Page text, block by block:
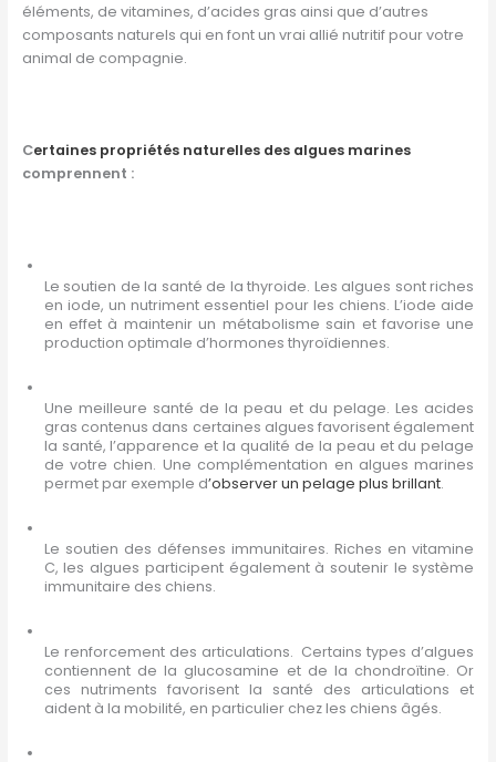
éléments, de vitamines, d’acides gras ainsi que d’autres
composants naturels qui en font un vrai allié nutritif pour votre
animal de compagnie.
Certaines propriétés naturelles des algues marines
comprennent :
Le soutien de la santé de la thyroide. Les algues sont riches
en iode, un nutriment essentiel pour les chiens. L’iode aide
en effet à maintenir un métabolisme sain et favorise une
production optimale d’hormones thyroïdiennes.
Une meilleure santé de la peau et du pelage. Les acides
gras contenus dans certaines algues favorisent également
la santé, l’apparence et la qualité de la peau et du pelage
de votre chien. Une complémentation en algues marines
permet par exemple d’observer un pelage plus brillant.
Le soutien des défenses immunitaires. Riches en vitamine
C, les algues participent également à soutenir le système
immunitaire des chiens.
Le renforcement des articulations. Certains types d’algues
contiennent de la glucosamine et de la chondroïtine. Or
ces nutriments favorisent la santé des articulations et
aident à la mobilité, en particulier chez les chiens âgés.